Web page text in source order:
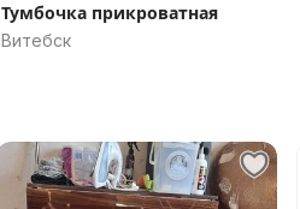
Тумбочка прикроватная
Витебск